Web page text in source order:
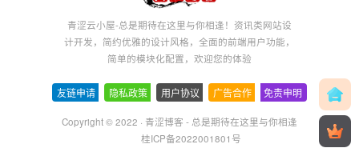
青涩云小屋-总是期待在这里与你相逢！资讯类网站设
计开发，简约优雅的设计风格，全面的前端用户功能，
简单的模块化配置，欢迎您的体验
友链申请 隐私政策 用户协议 广告合作 免责申明
Copyright © 2022 · 青涩博客 - 总是期待在这里与你相逢
桂ICP备2022001801号